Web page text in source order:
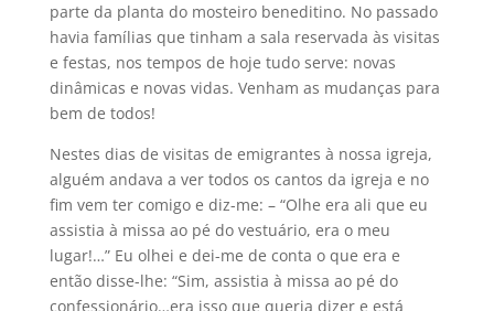
parte da planta do mosteiro beneditino. No passado
havia famílias que tinham a sala reservada às visitas
e festas, nos tempos de hoje tudo serve: novas
dinâmicas e novas vidas. Venham as mudanças para
bem de todos!
Nestes dias de visitas de emigrantes à nossa igreja,
alguém andava a ver todos os cantos da igreja e no
fim vem ter comigo e diz-me: – “Olhe era ali que eu
assistia à missa ao pé do vestuário, era o meu
lugar!…” Eu olhei e dei-me de conta o que era e
então disse-lhe: “Sim, assistia à missa ao pé do
confessionário…era isso que queria dizer e está